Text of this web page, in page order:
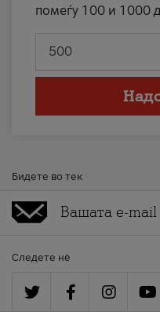
помеѓу 100 и 1000
Бидете во тек
Следете нè